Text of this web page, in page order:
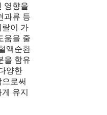
영향을
과류 등
랄이 가
움을 줄
액순환
을 함유
양한
로써
유지